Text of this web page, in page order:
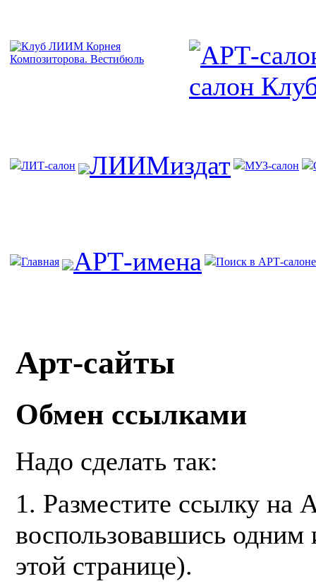
ЛИТ-салон ЛИИМиздат МУЗ-салон
Главная АРТ-имена Поиск в АРТ-салоне
Арт-сайты
Обмен ссылками
Надо сделать так:
1. Разместите ссылку на
воспользовавшись одним
этой странице).